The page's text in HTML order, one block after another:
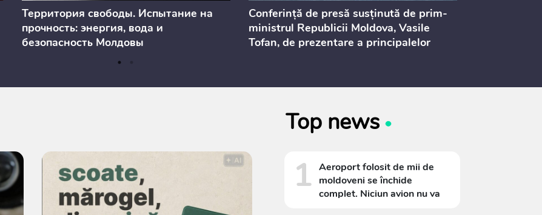
Территория свободы. Испытание на
прочность: энергия, вода и
безопасность Молдовы
Conferință de presă susținută de prim-
ministrul Republicii Moldova, Vasile
Tofan, de prezentare a principalelor
consultărilor publice
Top news
1 Aeroport folosit de mii de
moldoveni se închide
complet. Niciun avion nu va